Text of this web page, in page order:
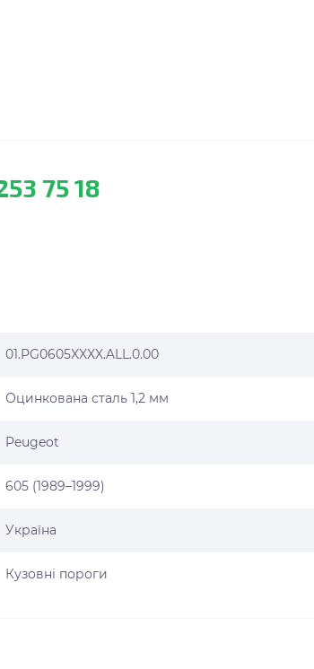
75 18
01.PG0605XXXX.ALL.0.00
Оцинкована сталь 1,2 мм
Peugeot
605 (1989–1999)
Україна
Кузовні пороги